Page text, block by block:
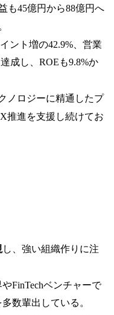
も45億円から88億円へ
ント増の42.9%、営業
成し、ROEも9.8%か
ノロジーに精通したプ
推進を支援し続けてお
し、強い組織作りに注
FinTechベンチャーで
数輩出している。